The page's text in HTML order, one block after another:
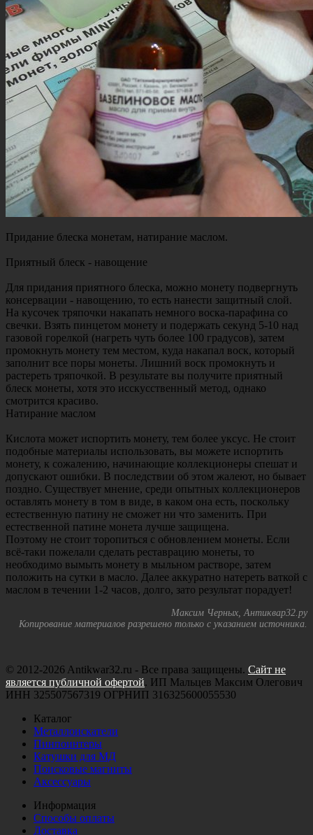
Придание блеска монетам, натирание маслом.
Приятный блеск - навощение
Для придания приятного блеска, можно монету подвергнуть
консервации - навощению, то есть нанести защитный слой.
На кусочек тряпочки накапать немного воска-парафина со
свечки. Взять пинцетом монету и подержать секунд 5-10 над
газовой горелкой (нагреть чуть более 100 градусов), затем
промокнуть монету тем местом, куда накапал воск, который
заполнит все поры монеты. Лишний воск промокнуть и
растереть тряпочкой. В результате вы получите приятный
блеск монеты, хотя это исскусственный метод, однако
смотрится красиво.
Натирание маслом
Кислота может испортить монету, тем более уксус. Не стоит
подобные материалы использовать, вы можете испортить
монету, к сожалению, начинающие коллекционеры спешат и
допускают ошибки. В последствии об этом жалеют, но бывает
поздно. Существует мнение, среди опытных коллекционеров
оставлять монету в том в виде, в каком она есть, поскольку
естественную патину не сможет ни что заменить. При
естественной патине монета лучше защищена.
Поэтому не стоит торопиться с обновлением монеты. Если
всё-таки пожелали сделать реставрацию монеты, то
необходимо вымыть монету в мыльном растворе, затем
положить на сутки в масло. Далее аккуратно натереть ваткой с
маслом в течении 1-2 часов, долго, зато результат порадует!
Максим Черных, Антиквар32.ру
Копирование материалов разрешено только с указанием источника.
© 2012-2026 Antikwar32.ru - Все права защищены. Сайт не
является публичной офертой. ИП Мальцев Максим Олегович
ИНН 325507567319 ОГРНИП 316325600055530
Каталог
Металлоискатели
Пинпоинтеры
Катушки для МД
Поисковые магниты
Аксессуары
Информация
Способы оплаты
Доставка